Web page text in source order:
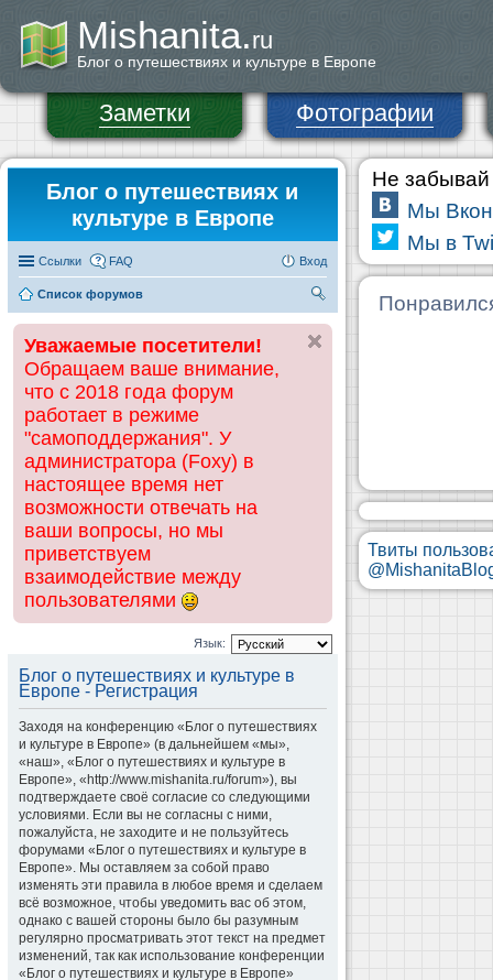
Mishanita.ru
Блог о путешествиях и культуре в Европе
Заметки Фотографии
Блог о путешествиях и
культуре в Европе
Ссылки FAQ Вход
Список форумов
ск
Уважаемые посетители!
Обращаем ваше внимание,
что с 2018 года форум
работает в режиме
"самоподдержания". У
администратора (Foxy) в
настоящее время нет
возможности отвечать на
ваши вопросы, но мы
приветствуем
взаимодействие между
пользователями
Язык:
Блог о путешествиях и культуре в
Европе - Регистрация
Заходя на конференцию «Блог о путешествиях
и культуре в Европе» (в дальнейшем «мы»,
«наш», «Блог о путешествиях и культуре в
Европе», «http://www.mishanita.ru/forum»), вы
подтверждаете своё согласие со следующими
условиями. Если вы не согласны с ними,
пожалуйста, не заходите и не пользуйтесь
форумами «Блог о путешествиях и культуре в
Европе». Мы оставляем за собой право
изменять эти правила в любое время и сделаем
всё возможное, чтобы уведомить вас об этом,
однако с вашей стороны было бы разумным
регулярно просматривать этот текст на предмет
изменений, так как использование конференции
«Блог о путешествиях и культуре в Европе»
Не забывай
Мы
Мы в
Твиты